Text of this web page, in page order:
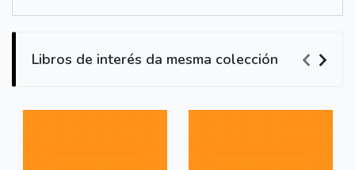
Libros de interés da mesma colección